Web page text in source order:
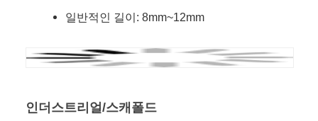
일반적인 길이: 8mm~12mm
인더스트리얼/스캐폴드